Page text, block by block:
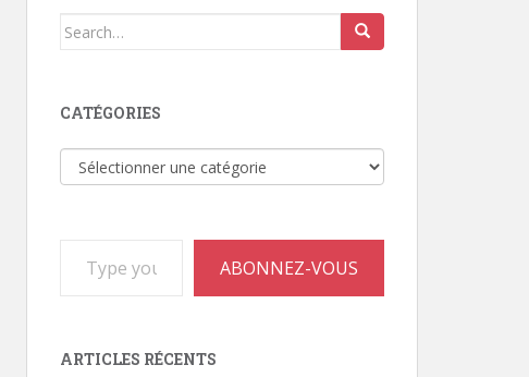
Search
CATÉGORIES
Catégories
ABONNEZ-VOUS
ARTICLES RÉCENTS